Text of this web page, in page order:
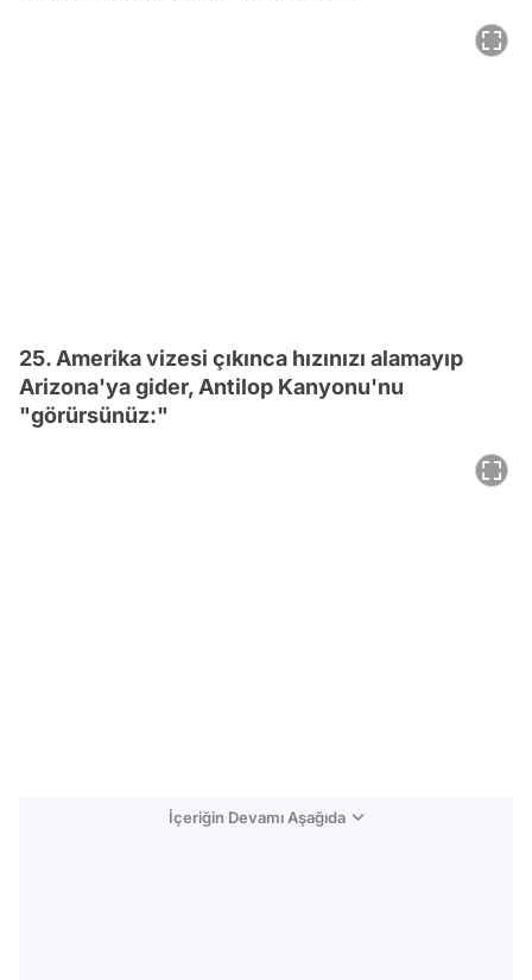
25. Amerika vizesi çıkınca hızınızı alamayıp
Arizona'ya gider, Antilop Kanyonu'nu
"görürsünüz:"
İçeriğin Devamı Aşağıda